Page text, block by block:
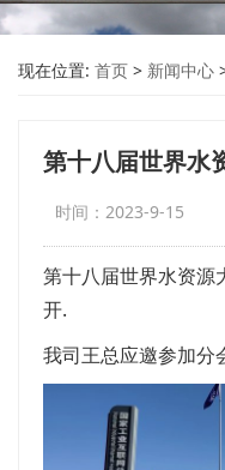
现在位置: 首页 > 新闻中心
第十八届世界水
时间：2023-9-15
第十八届世界水资源
开.
我司王总应邀参加分